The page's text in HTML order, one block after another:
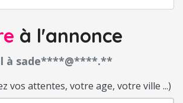
à l'annonce
à sade****@****.**
vos attentes, votre age, votre ville ...)